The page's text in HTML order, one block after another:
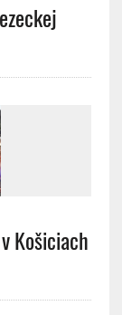
Košiciach